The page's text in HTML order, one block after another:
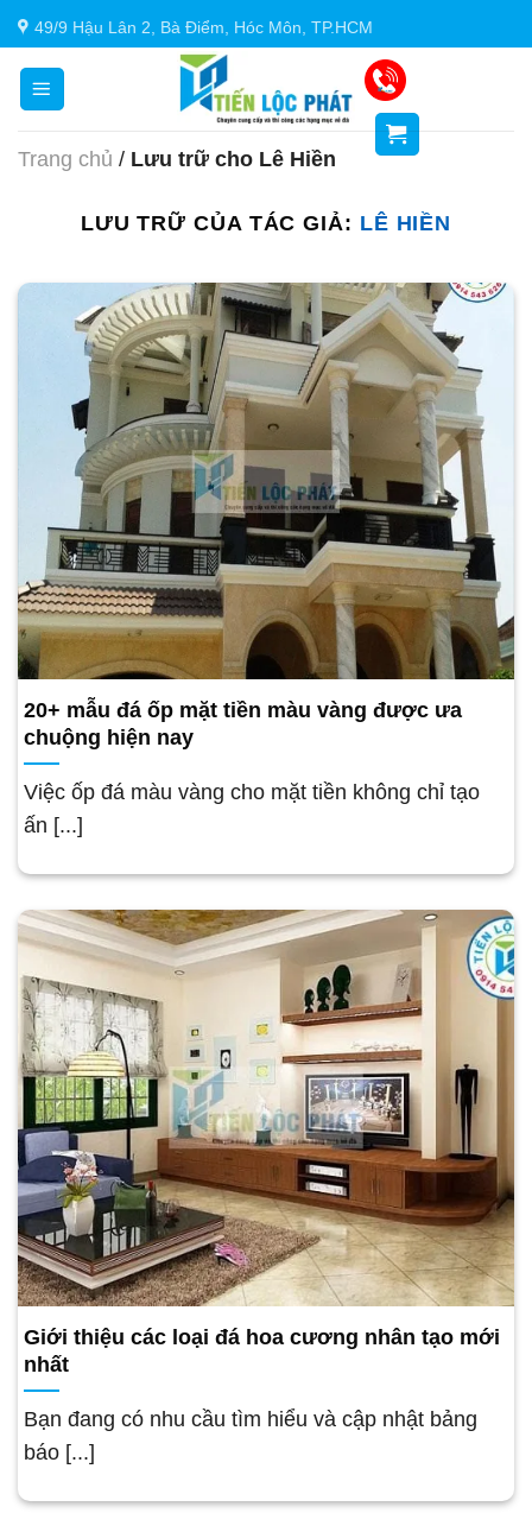
Chuyển
đến
dung
49/9 Hậu Lân 2, Bà Điểm, Hóc Môn, TP.HCM
Trang chủ / Lưu trữ cho Lê Hiền
LƯU TRỮ CỦA TÁC GIẢ: LÊ HIỀN
20+ mẫu đá ốp mặt tiền màu vàng được ưa
chuộng hiện nay
Việc ốp đá màu vàng cho mặt tiền không chỉ tạo
ấn [...]
Giới thiệu các loại đá hoa cương nhân tạo mới
nhất
Bạn đang có nhu cầu tìm hiểu và cập nhật bảng
báo [...]